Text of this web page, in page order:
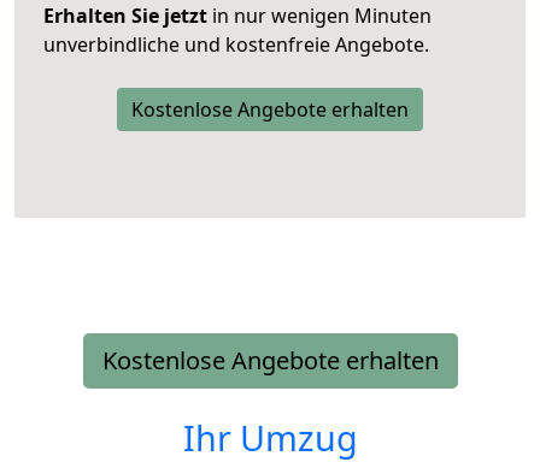
Erhalten Sie jetzt in nur wenigen Minuten
unverbindliche und kostenfreie Angebote.
Kostenlose Angebote erhalten
Kostenlose Angebote erhalten
Ihr Umzug